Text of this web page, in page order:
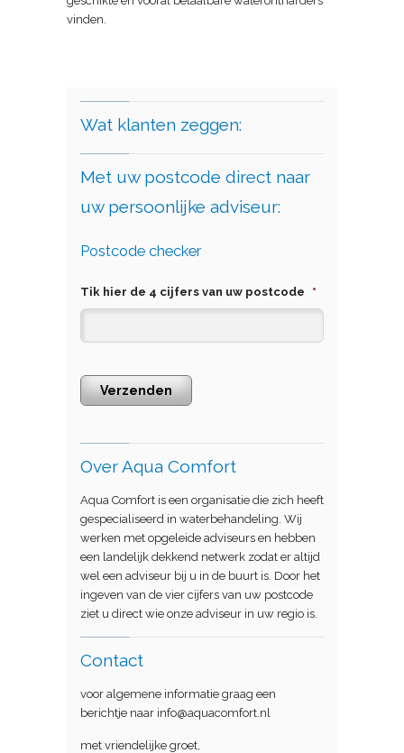
vinden.
Wat klanten zeggen:
Met uw postcode direct naar
uw persoonlijke adviseur:
Postcode checker
Tik hier de 4 cijfers van uw postcode *
Verzenden
Over Aqua Comfort
Aqua Comfort is een organisatie die zich heeft
gespecialiseerd in waterbehandeling. Wij
werken met opgeleide adviseurs en hebben
een landelijk dekkend netwerk zodat er altijd
wel een adviseur bij u in de buurt is. Door het
ingeven van de vier cijfers van uw postcode
ziet u direct wie onze adviseur in uw regio is.
Contact
voor algemene informatie graag een
berichtje naar info@aquacomfort.nl
met vriendelijke groet,